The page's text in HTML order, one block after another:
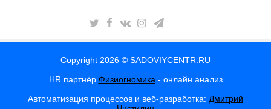
Copyright 2026 © SADOVIYCENTR.RU
HR партнёр Физиогномика - онлайн анализ
Автоматизация процессов и веб-разработка: Дмитрий